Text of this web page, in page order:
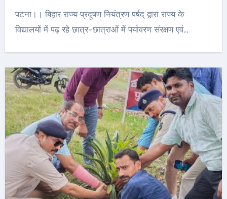
पटना।। बिहार राज्य प्रदूषण नियंत्रण पर्षद् द्वारा राज्य के
विद्यालयों में पढ़ रहे छात्र-छात्राओं में पर्यावरण संरक्षण एवं…